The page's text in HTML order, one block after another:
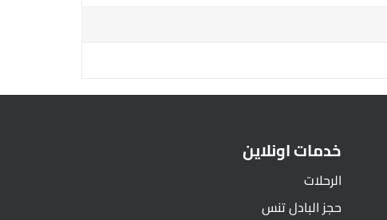
خدمات اونلاين
الرحلات
حجز البادل تنس